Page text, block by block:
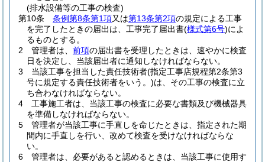
(排水設備等の工事の検査)
第10条
条例第8条第1項又は第13条第2項の規定による工事
を完了したときの届出は、工事完了届出書(様式第6号)によ
るものとする。
2
管理者は、 前項の届出書を受理したときは、速やかに検査
日を決定し、当該届出者に通知しなければならない。
3
当該工事を担当した責任技術者(指定工事店規程第2条第3
号に規定する責任技術者をいう。)は、その工事の検査に立
ち合わなければならない。
4
工事施工者は、当該工事の検査に必要な書類及び機械器具
を準備しなければならない。
5
管理者が当該工事に手直しを命じたときは、指定された期
間内に手直しを行い、改めて検査を受けなければならな
い。
6
管理者は、必要があると認めるときは、当該工事に使用す